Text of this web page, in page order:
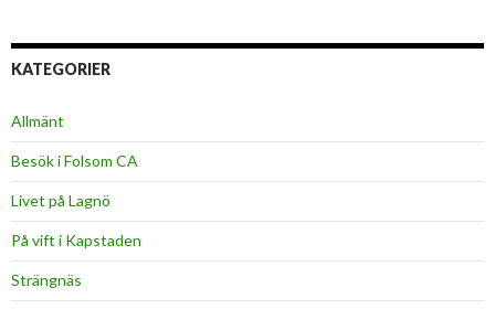
KATEGORIER
Allmänt
Besök i Folsom CA
Livet på Lagnö
På vift i Kapstaden
Strängnäs